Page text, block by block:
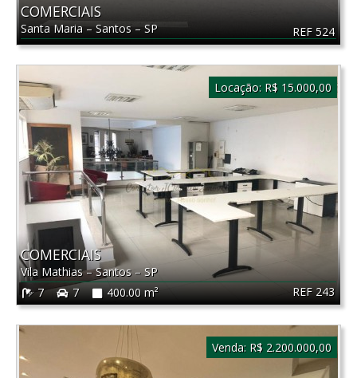
REF 524
COMERCIAIS
Santa Maria–Santos–SP
REF 243
COMERCIAIS
Vila Mathias–Santos–SP
7
7 400.00 m²
Locação: R$ 15.000,00
Venda: R$ 2.200.000,00